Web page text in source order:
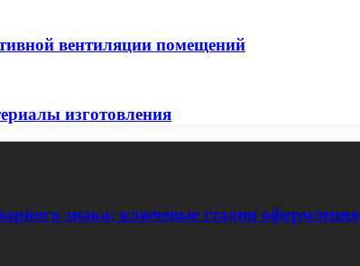
вентиляции помещений
изготовления
знака: ключевые стадии оформления